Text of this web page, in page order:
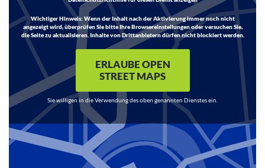
Wichtiger Hinweis:Wenn der Inhalt nach der Aktivierung immer noch nicht
angezeigt wird, überprüfen Sie bitte Ihre Browsereinstellungen oder versuchen Sie,
die Seite zu aktualisieren. Inhalte von Drittanbietern dürfen nicht blockiert werden.
ERLAUBE OPEN
STREET MAPS
Sie willigen in die Verwendung des oben genannten Dienstes ein.